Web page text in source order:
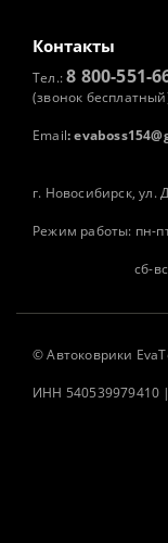
Контакты
Тел.:8 800-551-
(звонок
Email:
г. Новосибирск, ул.
Режим работы: пн-
сб-
©Автоковрики
ИНН 540539979410